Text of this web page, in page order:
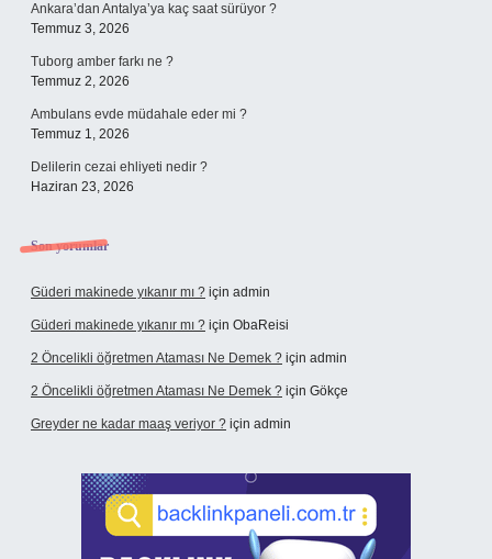
Ankara’dan Antalya’ya kaç saat sürüyor ?
Temmuz 3, 2026
Tuborg amber farkı ne ?
Temmuz 2, 2026
Ambulans evde müdahale eder mi ?
Temmuz 1, 2026
Delilerin cezai ehliyeti nedir ?
Haziran 23, 2026
Son yorumlar
Güderi makinede yıkanır mı ? için admin
Güderi makinede yıkanır mı ? için ObaReisi
2 Öncelikli öğretmen Ataması Ne Demek ? için admin
2 Öncelikli öğretmen Ataması Ne Demek ? için Gökçe
Greyder ne kadar maaş veriyor ? için admin